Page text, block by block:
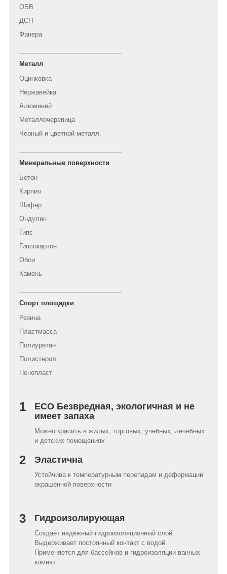
OSB
ДСП
Фанера
Металл
Оцинковка
Нержавейка
Алюминий
Металлочерепица
Черный и цветной металл.
Минеральные поверхности
Бетон
Кирпич
Шифер
Ондулин
Гипс
Гипсокартон
Обои
Камень
Спорт площадки
Резина
Пластмасса
Полиуретан
Полистерол
Пенопласт
1
ECO Безвредная, экологичная и не
имеет запаха
Можно красить в жилых, торговых, учебных, лечебных
и детских помещениях
2 Эластична
Устойчива к температурным перепадам и деформации
окрашенной поверхности
3 Гидроизолирующая
Создаёт надёжный гидроизоляционный слой.
Выдерживает постоянный контакт с водой.
Применяется для бассейнов и гидроизоляции ванных
комнат.